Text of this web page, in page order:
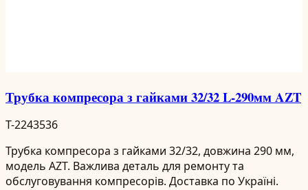
Трубка компресора з гайками 32/32 L-290мм AZT
T-2243536
Трубка компресора з гайками 32/32, довжина 290 мм,
модель AZT. Важлива деталь для ремонту та
обслуговування компресорів. Доставка по Україні.